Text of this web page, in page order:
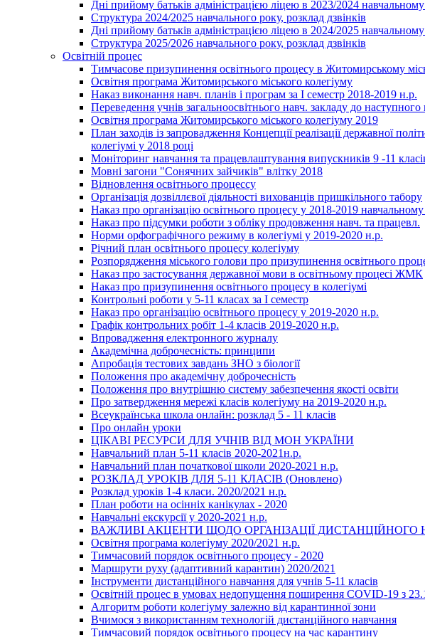
Дні прийому батьків адміністрацією ліцею в 2023/2024
Структура 2024/2025 навчального року, розклад дзвінків
Дні прийому батьків адміністрацією ліцею в 2024/2025
Структура 2025/2026 навчального року, розклад дзвінків
Освітній процес
Тимчасове призупинення освітнього процесу в Житомирському
Освітня програма Житомирського міського колегіуму
Наказ виконання навч. планів і програм за І семестр 2018-2019 н.р.
Переведення учнів загальноосвітнього навч. закладу до наступного
Освітня програма Житомирського міського колегіуму 2019
План заходів із запровадження Концепції реалізації державної
колегіумі у 2018 році
Моніторинг навчання та працевлаштування випускників 9 -11
Мовні загони "Сонячних зайчиків" влітку 2018
Відновлення освітнього процессу
Організація дозвіллєвої діяльності вихованців пришкільного табору
Наказ про організацію освітнього процесу у 2018-2019 навчальному
Наказ про підсумки роботи з обліку продовження навч. та працевл.
Норми орфографічного режиму в колегіумі у 2019-2020 н.р.
Річний план освітнього процесу колегіуму
Розпорядження міського голови про призупинення освітнього
Наказ про застосування державної мови в освітньому процесі ЖМК
Наказ про призупинення освітнього процесу в колегіумі
Контрольні роботи у 5-11 класах за І семестр
Наказ про організацію освітнього процесу у 2019-2020 н.р.
Графік контрольних робіт 1-4 класів 2019-2020 н.р.
Впровадження електронного журналу
Академічна доброчесність: принципи
Апробація тестових завдань ЗНО з біології
Положення про академічну доброчесність
Положення про внутрішню систему забезпечення якості освіти
Про затвердження мережі класів колегіуму на 2019-2020 н.р.
Всеукраїнська школа онлайн: розклад 5 - 11 класів
Про онлайн уроки
ЦІКАВІ РЕСУРСИ ДЛЯ УЧНІВ ВІД МОН УКРАЇНИ
Навчальний план 5-11 класів 2020-2021н.р.
Навчальний план початкової школи 2020-2021 н.р.
РОЗКЛАД УРОКІВ ДЛЯ 5-11 КЛАСІВ (Оновлено)
Розклад уроків 1-4 класи. 2020/2021 н.р.
План роботи на осінніх канікулах - 2020
Навчальні екскурсії у 2020-2021 н.р.
ВАЖЛИВІ АКЦЕНТИ ЩОДО ОРГАНІЗАЦІЇ ДИСТАНЦІЙНОГО
Освітня програма колегіуму 2020/2021 н.р.
Тимчасовий порядок освітнього процесу - 2020
Маршрути руху (адаптивний карантин) 2020/2021
Інструменти дистанційного навчання для учнів 5-11 класів
Освітній процес в умовах недопущення поширення COVID-19 з
Алгоритм роботи колегіуму залежно від карантинної зони
Вчимося з використанням технологій дистанційного навчання
Тимчасовий порядок освітнього процесу на час карантину